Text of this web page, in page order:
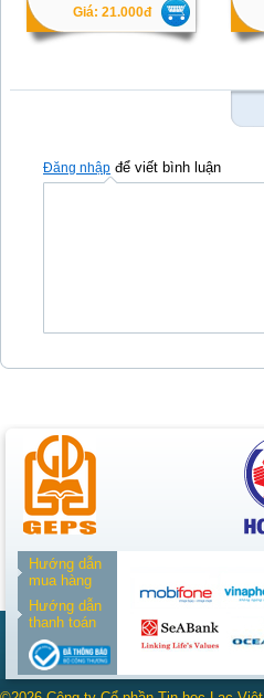
Giá: 21.000đ
Đăng nhập để viết bình luận
Hướng dẫn
mua hàng
Hướng dẫn
thanh toán